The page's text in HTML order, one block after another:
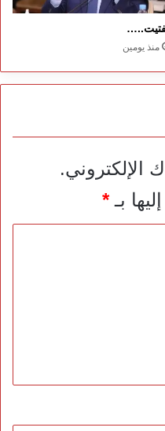
منذ يومين
الإلكتروني.
بـ*